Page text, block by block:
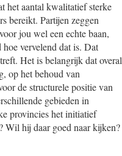
het aantal kwalitatief sterke
bereikt. Partijen zeggen
jou wel een echte baan,
vervelend dat is. Dat
Het is belangrijk dat overal
op het behoud van
de structurele positie van
gebieden in
provincies het initiatief
Wil hij daar goed naar kijken?